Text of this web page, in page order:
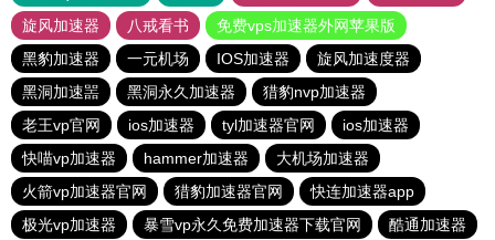
旋风加速器
八戒看书
免费vps加速器外网苹果版
黑豹加速器
一元机场 IOS加速器
旋风加速度器
黑洞加速噐
黑洞永久加速器
猎豹nvp加速器
老王vp官网
ios加速器 tyl加速器官网
ios加速器
快喵vp加速器
hammer加速器
大机场加速器
火箭vp加速器官网
猎豹加速器官网
快连加速器app
极光vp加速器
暴雪vp永久免费加速器下载官网 酷通加速器